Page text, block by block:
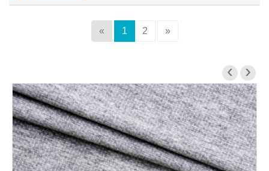
« 1 2 »
‹ ›